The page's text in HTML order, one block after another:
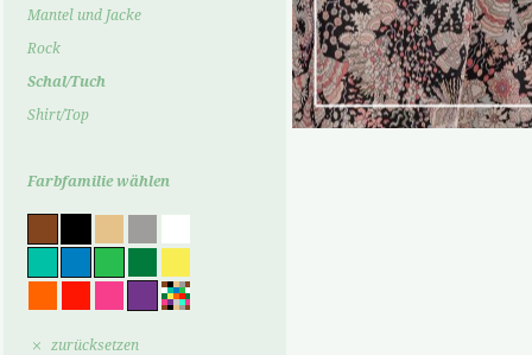
Mantel und Jacke
Rock
Schal/Tuch
Shirt/Top
Farbfamilie wählen
zurücksetzen